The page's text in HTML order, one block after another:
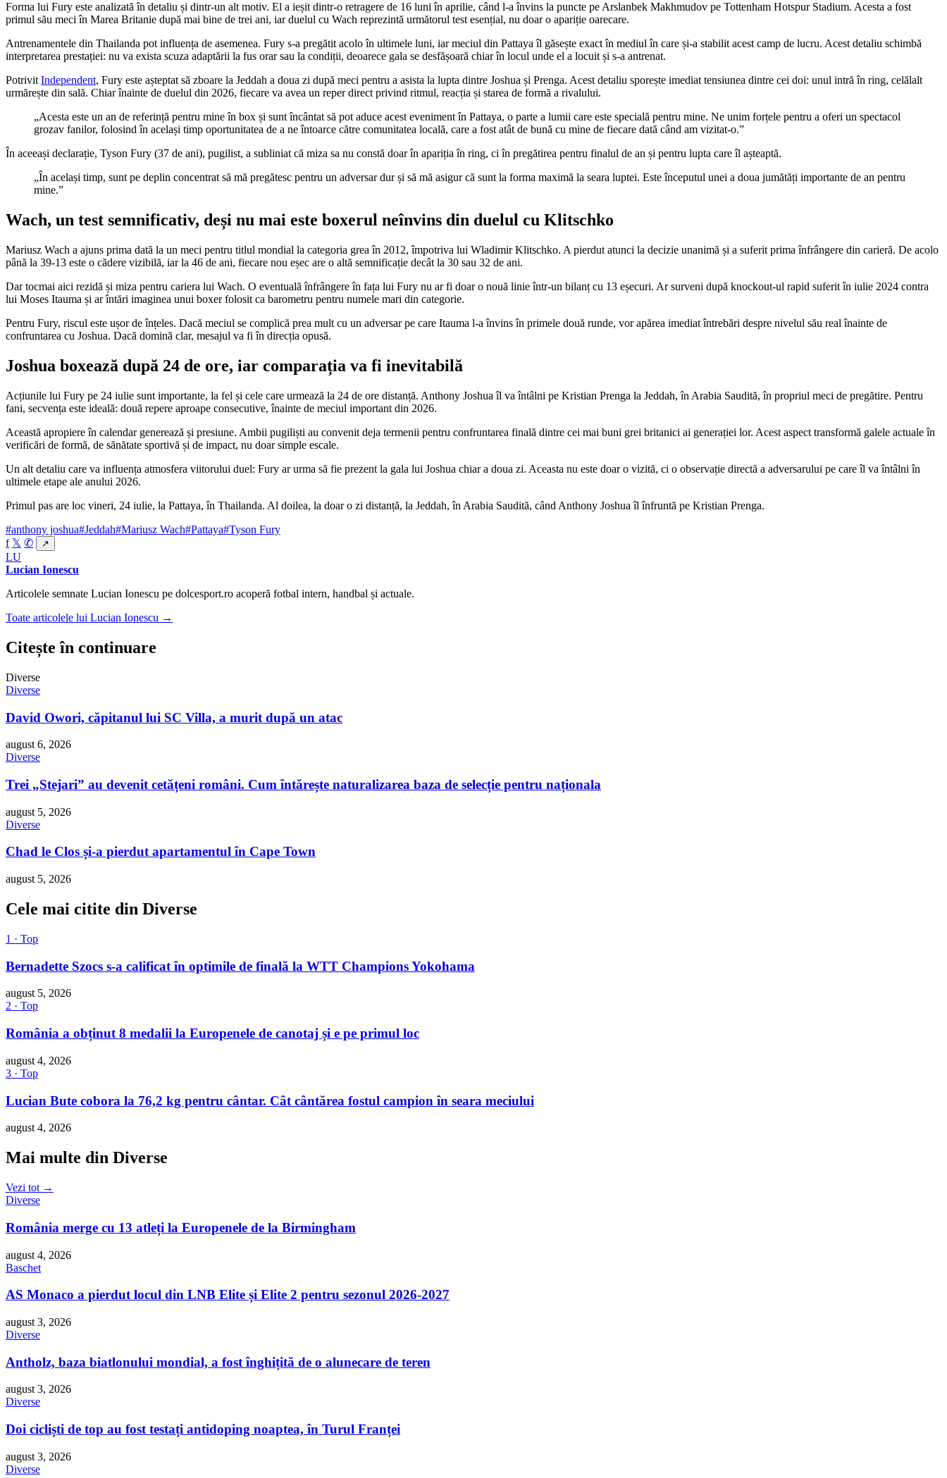
Forma lui Fury este analizată în detaliu și dintr-un alt motiv. El a ieșit dintr-o retragere de 16 luni în aprilie, când l-a învins la puncte pe Arslanbek Makhmudov pe Tottenham Hotspur Stadium. Acesta a fost
primul său meci în Marea Britanie după mai bine de trei ani, iar duelul cu Wach reprezintă următorul test esențial, nu doar o apariție oarecare.
Antrenamentele din Thailanda pot influența de asemenea. Fury s-a pregătit acolo în ultimele luni, iar meciul din Pattaya îl găsește exact în mediul în care și-a stabilit acest camp de lucru. Acest detaliu schimbă
interpretarea prestației: nu va exista scuza adaptării la fus orar sau la condiții, deoarece gala se desfășoară chiar în locul unde el a locuit și s-a antrenat.
PotrivitIndependent, Fury este așteptat să zboare la Jeddah a doua zi după meci pentru a asista la lupta dintre Joshua și Prenga. Acest detaliu sporește imediat tensiunea dintre cei doi: unul intră în ring, celălalt
urmărește din sală. Chiar înainte de duelul din 2026, fiecare va avea un reper direct privind ritmul, reacția și starea de formă a rivalului.
„Acesta este un an de referință pentru mine în box și sunt încântat să pot aduce acest eveniment în Pattaya, o parte a lumii care este specială pentru mine. Ne unim forțele pentru a oferi un spectacol
grozav fanilor, folosind în același timp oportunitatea de a ne întoarce către comunitatea locală, care a fost atât de bună cu mine de fiecare dată când am vizitat-o.”
În aceeași declarație, Tyson Fury (37 de ani), pugilist, a subliniat că miza sa nu constă doar în apariția în ring, ci în pregătirea pentru finalul de an și pentru lupta care îl așteaptă.
„În același timp, sunt pe deplin concentrat să mă pregătesc pentru un adversar dur și să mă asigur că sunt la forma maximă la seara luptei. Este începutul unei a doua jumătăți importante de an pentru
mine.”
Wach, un test semnificativ, deși nu mai este boxerul neînvins din duelul cu Klitschko
Mariusz Wach a ajuns prima dată la un meci pentru titlul mondial la categoria grea în 2012, împotriva lui Wladimir Klitschko. A pierdut atunci la decizie unanimă și a suferit prima înfrângere din carieră. De acolo
până la 39-13 este o cădere vizibilă, iar la 46 de ani, fiecare nou eșec are o altă semnificație decât la 30 sau 32 de ani.
Dar tocmai aici rezidă și miza pentru cariera lui Wach. O eventuală înfrângere în fața lui Fury nu ar fi doar o nouă linie într-un bilanț cu 13 eșecuri. Ar surveni după knockout-ul rapid suferit în iulie 2024 contra
lui Moses Itauma și ar întări imaginea unui boxer folosit ca barometru pentru numele mari din categorie.
Pentru Fury, riscul este ușor de înțeles. Dacă meciul se complică prea mult cu un adversar pe care Itauma l-a învins în primele două runde, vor apărea imediat întrebări despre nivelul său real înainte de
confruntarea cu Joshua. Dacă domină clar, mesajul va fi în direcția opusă.
Joshua boxează după 24 de ore, iar comparația va fi inevitabilă
Acțiunile lui Fury pe 24 iulie sunt importante, la fel și cele care urmează la 24 de ore distanță. Anthony Joshua îl va întâlni pe Kristian Prenga la Jeddah, în Arabia Saudită, în propriul meci de pregătire. Pentru
fani, secvența este ideală: două repere aproape consecutive, înainte de meciul important din 2026.
Această apropiere în calendar generează și presiune. Ambii pugiliști au convenit deja termenii pentru confruntarea finală dintre cei mai buni grei britanici ai generației lor. Acest aspect transformă galele actuale în
verificări de formă, de sănătate sportivă și de impact, nu doar simple escale.
Un alt detaliu care va influența atmosfera viitorului duel: Fury ar urma să fie prezent la gala lui Joshua chiar a doua zi. Aceasta nu este doar o vizită, ci o observație directă a adversarului pe care îl va întâlni în
ultimele etape ale anului 2026.
Primul pas are loc vineri, 24 iulie, la Pattaya, în Thailanda. Al doilea, la doar o zi distanță, la Jeddah, în Arabia Saudită, când Anthony Joshua îl înfruntă pe Kristian Prenga.
#anthony joshua#Jeddah#Mariusz Wach#Pattaya#Tyson Fury
f 𝕏 ✆ ↗
LU
Lucian Ionescu
Articolele semnate Lucian Ionescu pe dolcesport.ro acoperă fotbal intern, handbal și actuale.
Toate articolele lui Lucian Ionescu →
Citește în continuare
Diverse
Diverse
David Owori, căpitanul lui SC Villa, a murit după un atac
august 6, 2026
Diverse
Trei „Stejari” au devenit cetățeni români. Cum întărește naturalizarea baza de selecție pentru naționala
august 5, 2026
Diverse
Chad le Clos și-a pierdut apartamentul în Cape Town
august 5, 2026
Cele mai citite din Diverse
1 · Top
Bernadette Szocs s-a calificat în optimile de finală la WTT Champions Yokohama
august 5, 2026
2 · Top
România a obținut 8 medalii la Europenele de canotaj și e pe primul loc
august 4, 2026
3 · Top
Lucian Bute cobora la 76,2 kg pentru cântar. Cât cântărea fostul campion în seara meciului
august 4, 2026
Mai multe din Diverse
Vezi tot →
Diverse
România merge cu 13 atleți la Europenele de la Birmingham
august 4, 2026
Baschet
AS Monaco a pierdut locul din LNB Elite și Elite 2 pentru sezonul 2026-2027
august 3, 2026
Diverse
Antholz, baza biatlonului mondial, a fost înghițită de o alunecare de teren
august 3, 2026
Diverse
Doi cicliști de top au fost testați antidoping noaptea, în Turul Franței
august 3, 2026
Diverse